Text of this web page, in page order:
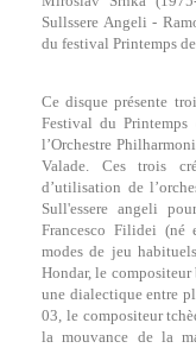
Sullssere Angeli -
du festival Printemps
Ce disque présente
Festival du
l’Orchestre
Valade. Ces trois
d’utilisation de
Sull'essere angeli
Francesco Filidei (né
modes de jeu
Hondar, le
une dialectique entre
03, le compositeur
la mouvance de la